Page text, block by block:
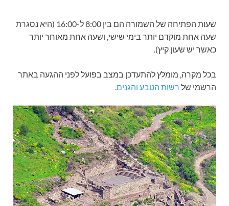
שעות הפתיחה של השמורה הם בין 8:00 ל-16:00 (היא נסגרת
שעה אחת מוקדם יותר בימי שישי, ושעה אחת מאוחר יותר
כאשר יש שעון קיץ).
בכל מקרה, מומלץ להתעדכן במצב בפועל לפני ההגעה באתר
הרשמי של רשות הטבע והגנים